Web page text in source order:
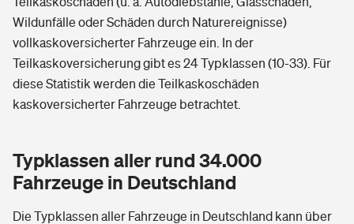
Wildunfälle oder Schäden durch Naturereignisse)
vollkaskoversicherter Fahrzeuge ein. In der
Teilkaskoversicherung gibt es 24 Typklassen (10-33). Für
diese Statistik werden die Teilkaskoschäden
kaskoversicherter Fahrzeuge betrachtet.
Typklassen aller rund 34.000
Fahrzeuge in Deutschland
Die Typklassen aller Fahrzeuge in Deutschland kann über